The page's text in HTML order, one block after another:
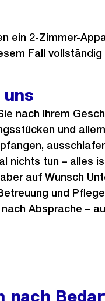
ein 2-Zimmer-
Fall vollständig
nach Ihrem
und
nichts tun – alles
auf Wunsch
und
Absprache –
nach